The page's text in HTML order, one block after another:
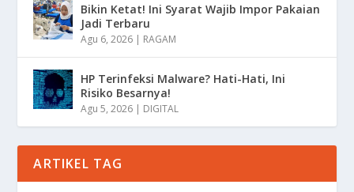
Bikin Ketat! Ini Syarat Wajib Impor Pakaian
Jadi Terbaru
Agu 6, 2026 | RAGAM
HP Terinfeksi Malware? Hati-Hati, Ini
Risiko Besarnya!
Agu 5, 2026 | DIGITAL
ARTIKEL TAG